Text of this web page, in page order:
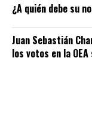
¿A quién debe su
Juan Sebastián
los votos en la